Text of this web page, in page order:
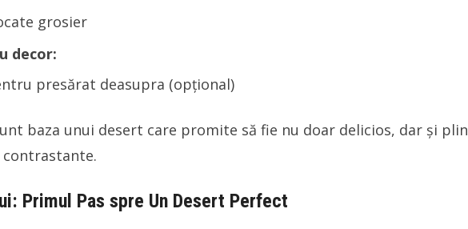
grosier
decor:
presărat deasupra (opțional)
baza unui desert care promite să fie nu doar delicios, dar și plin
Primul Pas spre Un Desert Perfect